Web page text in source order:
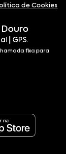
de Cookies
| GPS.
fixa para